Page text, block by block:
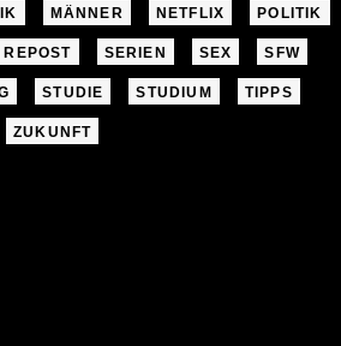
MÄNNER NETFLIX POLITIK
REPOST SERIEN SEX SFW
STUDIE STUDIUM TIPPS
ZUKUNFT